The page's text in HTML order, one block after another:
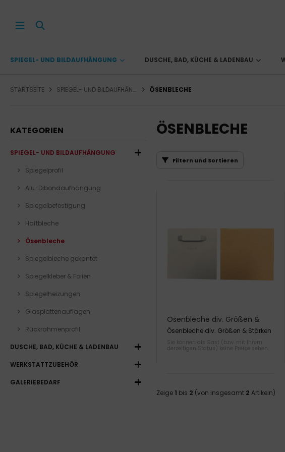
SPIEGEL- UND BILDAUFHÄNGUNG DUSCHE, BAD, KÜCHE & LADENBAU
STARTSEITE SPIEGEL- UND BILDAUFHÄNGUNG ÖSENBLECHE
KATEGORIEN
SPIEGEL- UND BILDAUFHÄNGUNG
Spiegelprofil
Alu-Dibondaufhängung
Spiegelbefestigung
Haftbleche
Ösenbleche
Spiegelbleche gekantet
Spiegelkleber & Folien
Spiegelheizungen
Glasplattenauflagen
Rückrahmenprofil
DUSCHE, BAD, KÜCHE & LADENBAU
WERKSTATTZUBEHÖR
GALERIEBEDARF
ÖSENBLECHE
Filtern und Sortieren
Ösenbleche div. Größen &
Stärken
Ösenbleche div. Größen & Stärken
Sie können als Gast (bzw. mit Ihrem
derzeitigen Status) keine Preise sehen.
Zeige 1 bis 2 (von insgesamt 2 Artikeln)